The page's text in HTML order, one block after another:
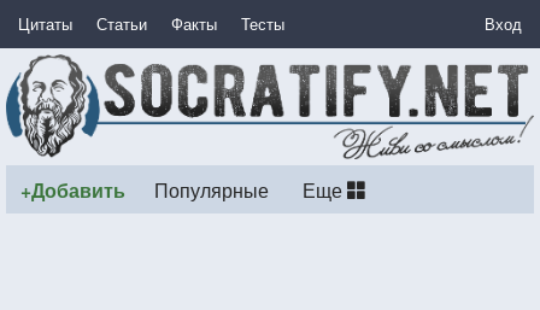
Цитаты Статьи Факты Тесты Вход
+Добавить Популярные Еще